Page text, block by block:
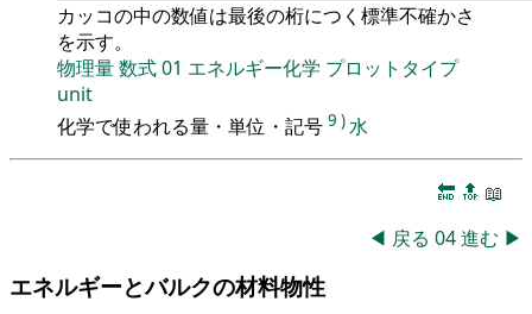
カッコの中の数値は最後の桁につく標準不確かさ
を示す。
物理量数式01 エネルギー化学 プロットタイプ
unit
化学で使われる量・単位・記号 9 )水
🔚 🔝 📖
◀ 戻る 04進む ▶
エネルギーとバルクの材料物性